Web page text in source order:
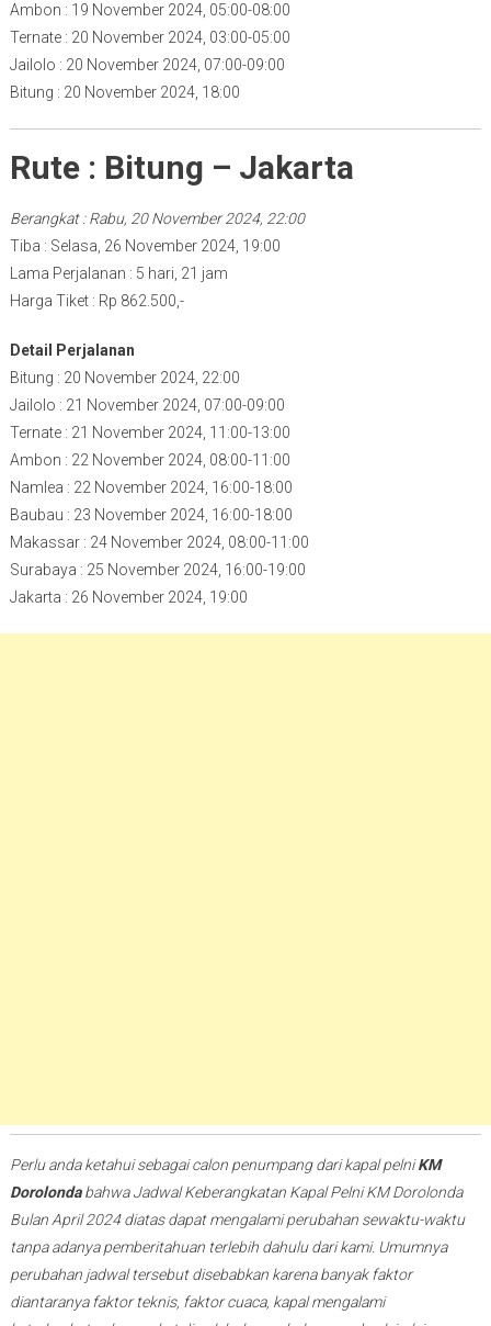
Ambon : 19 November 2024, 05:00-08:00
Ternate : 20 November 2024, 03:00-05:00
Jailolo : 20 November 2024, 07:00-09:00
Bitung : 20 November 2024, 18:00
Rute : Bitung – Jakarta
Berangkat : Rabu, 20 November 2024, 22:00
Tiba : Selasa, 26 November 2024, 19:00
Lama Perjalanan : 5 hari, 21 jam
Harga Tiket : Rp 862.500,-
Detail Perjalanan
Bitung : 20 November 2024, 22:00
Jailolo : 21 November 2024, 07:00-09:00
Ternate : 21 November 2024, 11:00-13:00
Ambon : 22 November 2024, 08:00-11:00
Namlea : 22 November 2024, 16:00-18:00
Baubau : 23 November 2024, 16:00-18:00
Makassar : 24 November 2024, 08:00-11:00
Surabaya : 25 November 2024, 16:00-19:00
Jakarta : 26 November 2024, 19:00
Perlu anda ketahui sebagai calon penumpang dari kapal pelniKM
Dorolondabahwa Jadwal Keberangkatan Kapal Pelni KM Dorolonda
Bulan April 2024 diatas dapat mengalami perubahan sewaktu-waktu
tanpa adanya pemberitahuan terlebih dahulu dari kami. Umumnya
perubahan jadwal tersebut disebabkan karena banyak faktor
diantaranya faktor teknis, faktor cuaca, kapal mengalami